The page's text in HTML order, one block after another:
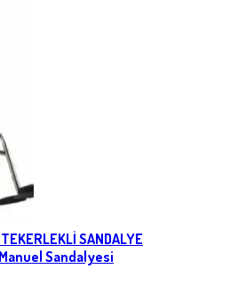
SANDALYE
Sandalyesi